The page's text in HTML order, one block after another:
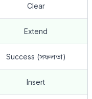
Clear
Extend
Success (সফলতা)
Insert